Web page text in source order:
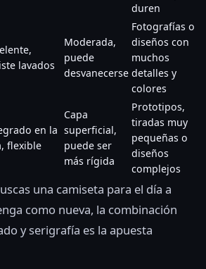
duren
lavados
Moderada,
puede
desvanecerse
Fotografías o
diseños con
muchos
detalles y
colores
en la
flexible
Capa
superficial,
puede ser
más rígida
Prototipos,
tiradas muy
pequeñas o
diseños
complejos
una camiseta para el día a
como nueva, la combinación
y serigrafía es la apuesta